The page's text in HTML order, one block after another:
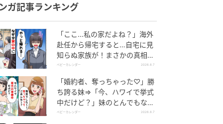
ガ記事ランキング
「ここ…私の家だよね？」海外
赴任から帰宅すると…自宅に見
知らぬ家族が！まさかの真相と
は！？
ベビーカレンダー 2026.8.7
「婚約者、奪っちゃった♡」勝
ち誇る妹⇒「今、ハワイで挙式
中だけど？」妹のとんでもない
勘違いとは
ベビーカレンダー 2026.8.7